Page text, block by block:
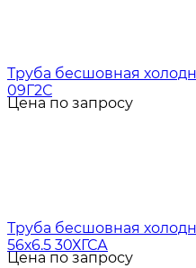
Труба бесшовная
09Г2С
Цена по запросу
Труба бесшовная
56х6.5 30ХГСА
Цена по запросу